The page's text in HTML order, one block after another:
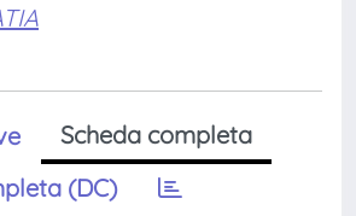
Scheda completa
(DC)